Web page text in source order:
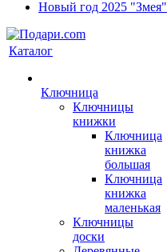
Новый год 2025 "Змея"
Каталог
Ключница
Ключницы
книжки
Ключница
книжка
большая
Ключница
книжка
маленькая
Ключницы
доски